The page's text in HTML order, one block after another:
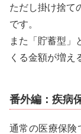
ただし掛け捨て
です。
また「貯蓄型」
くる金額が増え
番外編：疾病
通常の医療保険